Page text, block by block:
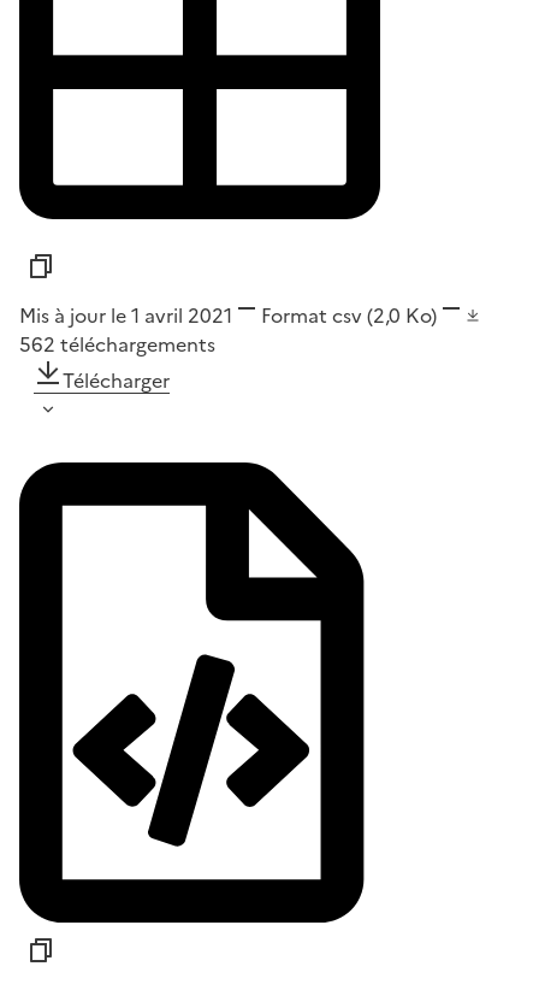
Mis à jour le 1 avril 2021 Format csv(2,0 Ko)
562 téléchargements
Télécharger